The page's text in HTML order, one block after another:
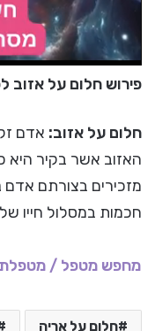
פירוש חלום על אזוב
חלום על אזוב: אדם
האזוב אשר בקיר היא
מזכירים בצורתם אדם
חכמות במסלול חייו
מחפש מטפל /
חלום על אריה